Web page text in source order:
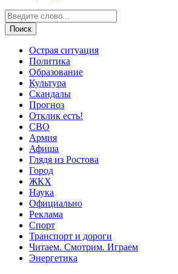
Острая ситуация
Политика
Образование
Культура
Скандалы
Прогноз
Отклик есть!
СВО
Армия
Афиша
Глядя из Ростова
Город
ЖКХ
Наука
Официально
Реклама
Спорт
Транспорт и дороги
Читаем. Смотрим. Играем
Энергетика